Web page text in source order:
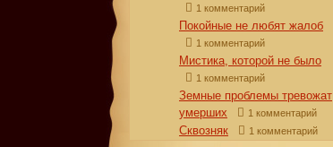
1 комментарий
Покойные не любят жалоб
1 комментарий
Мистика, которой не было
1 комментарий
Земные проблемы тревожат
умерших
1 комментарий
Сквозняк 1 комментарий